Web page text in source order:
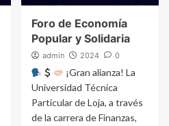
Foro de Economía
Popular y Solidaria
admin 2024 0
¡Gran alianza! La
Universidad Técnica
Particular de Loja, a través
de la carrera de Finanzas,